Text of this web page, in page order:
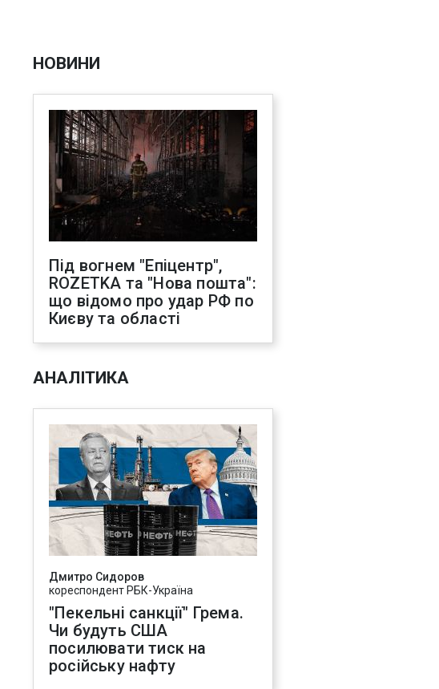
НОВИНИ
Під вогнем "Епіцентр",
ROZETKA та "Нова пошта":
що відомо про удар РФ по
Києву та області
АНАЛІТИКА
Дмитро Сидоров
кореспондент РБК-Україна
"Пекельні санкції" Грема.
Чи будуть США
посилювати тиск на
російську нафту